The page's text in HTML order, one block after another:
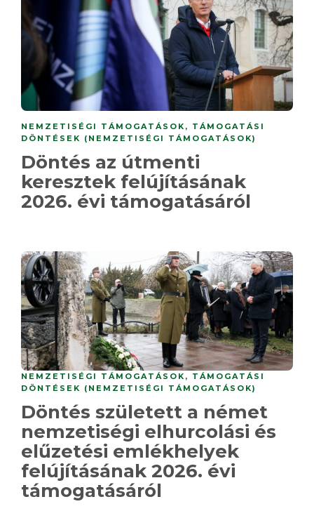
NEMZETISÉGI TÁMOGATÁSOK , TÁMOGATÁSI
DÖNTÉSEK (NEMZETISÉGI TÁMOGATÁSOK)
Döntés az útmenti
keresztek felújításának
2026. évi támogatásáról
NEMZETISÉGI TÁMOGATÁSOK , TÁMOGATÁSI
DÖNTÉSEK (NEMZETISÉGI TÁMOGATÁSOK)
Döntés született a német
nemzetiségi elhurcolási és
elűzetési emlékhelyek
felújításának 2026. évi
támogatásáról